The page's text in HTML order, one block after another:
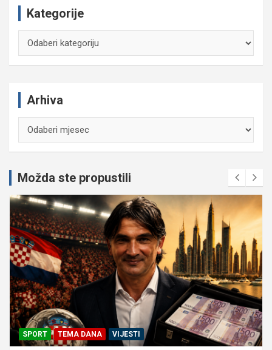
Kategorije
Arhiva
Možda ste propustili
SPORT TEMA DANA VIJESTI